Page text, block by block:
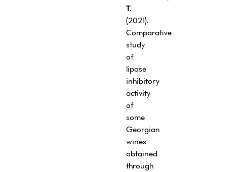
T.
(2021).
Comparative
study
of
lipase
inhibitory
activity
of
some
Georgian
wines
obtained
through